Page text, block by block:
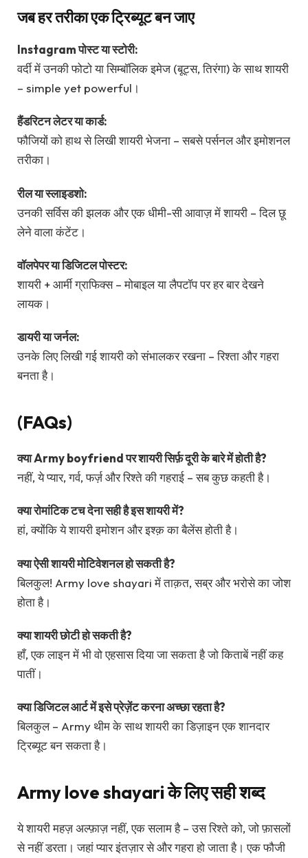
जब हर तरीका एक ट्रिब्यूट बन जाए
Instagram पोस्ट या स्टोरी:
वर्दी में उनकी फोटो या सिम्बॉलिक इमेज (बूट्स, तिरंगा) के साथ शायरी
– simple yet powerful।
हैंडरिटन लेटर या कार्ड:
फौजियों को हाथ से लिखी शायरी भेजना – सबसे पर्सनल और इमोशनल
तरीका।
रील या स्लाइडशो:
उनकी सर्विस की झलक और एक धीमी-सी आवाज़ में शायरी – दिल छू
लेने वाला कंटेंट।
वॉलपेपर या डिजिटल पोस्टर:
शायरी + आर्मी ग्राफिक्स – मोबाइल या लैपटॉप पर हर बार देखने
लायक।
डायरी या जर्नल:
उनके लिए लिखी गई शायरी को संभालकर रखना – रिश्ता और गहरा
बनता है।
(FAQs)
क्या Army boyfriend पर शायरी सिर्फ़ दूरी के बारे में होती है?
नहीं, ये प्यार, गर्व, फर्ज़ और रिश्ते की गहराई – सब कुछ कहती है।
क्या रोमांटिक टच देना सही है इस शायरी में?
हां, क्योंकि ये शायरी इमोशन और इश्क़ का बैलेंस होती है।
क्या ऐसी शायरी मोटिवेशनल हो सकती है?
बिलकुल! Army love shayari में ताक़त, सब्र और भरोसे का जोश
होता है।
क्या शायरी छोटी हो सकती है?
हाँ, एक लाइन में भी वो एहसास दिया जा सकता है जो किताबें नहीं कह
पातीं।
क्या डिजिटल आर्ट में इसे प्रेज़ेंट करना अच्छा रहता है?
बिलकुल – Army थीम के साथ शायरी का डिज़ाइन एक शानदार
ट्रिब्यूट बन सकता है।
Army love shayari के लिए सही शब्द
ये शायरी महज़ अल्फ़ाज़ नहीं, एक सलाम है – उस रिश्ते को, जो फ़ासलों
से नहीं डरता। जहां प्यार इंतज़ार से और गहरा हो जाता है। एक फौजी